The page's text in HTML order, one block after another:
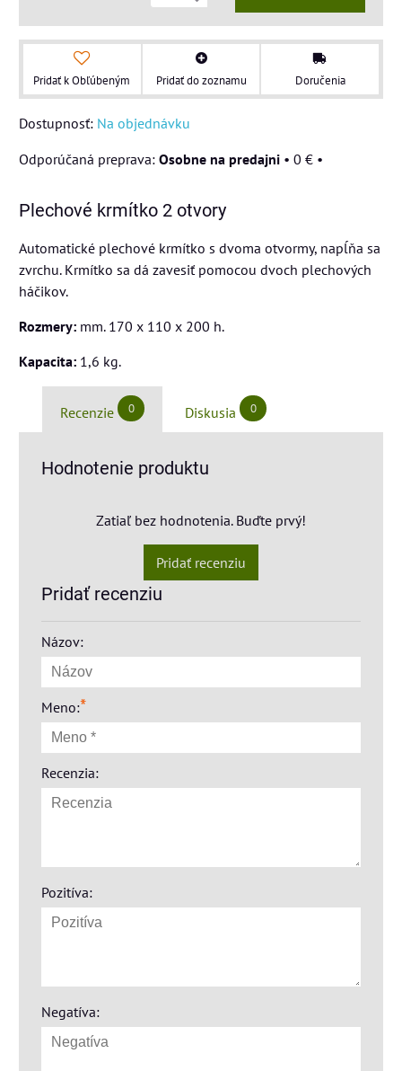
Pridať k Obľúbeným Pridať do zoznamu Doručenia
Dostupnosť: Na objednávku
Osobne na predajni • 0 € •
Plechové krmítko 2 otvory
Automatické plechové krmítko s dvoma otvormy, napĺňa sa
zvrchu. Krmítko sa dá zavesiť pomocou dvoch plechových
háčikov.
Rozmery: mm. 170 x 110 x 200 h.
Kapacita: 1,6 kg.
Recenzie 0 Diskusia 0
Hodnotenie produktu
Zatiaľ bez hodnotenia. Buďte prvý!
Pridať recenziu
Pridať recenziu
Názov:
Meno:*
Recenzia:
Pozitíva:
Negatíva: